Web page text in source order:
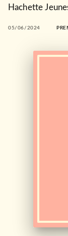
Hachette
05/06/2024